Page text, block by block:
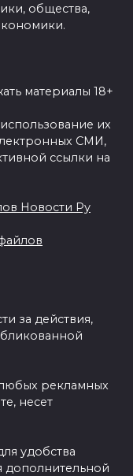
общества,
материалы 18+
их
СМИ,
ссылки на
Новости Ру
за действия,
рекламных
несет
удобства
дополнительной